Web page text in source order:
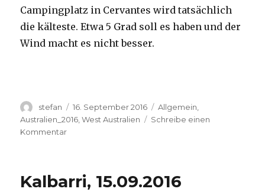
Campingplatz in Cervantes wird tatsächlich
die kälteste. Etwa 5 Grad soll es haben und der
Wind macht es nicht besser.
Autor
stefan
Veröffentlicht
am
16. September 2016 Kategorien
Allgemein
Australien_2016 ,West Australien
Schreibe einen
Kommentarzu
Kalbarri, 15.09.2016